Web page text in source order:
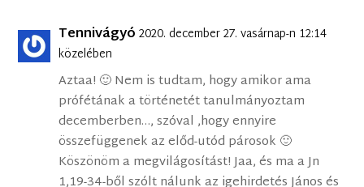
Tennivágyó 2020. december 27. vasárnap-n 12:14
közelében
Aztaa! 🙂 Nem is tudtam, hogy amikor ama
prófétának a történetét tanulmányoztam
decemberben…, szóval ,hogy ennyire
összefüggenek az előd-utód párosok 🙂
Köszönöm a megvilágosítást! Jaa, és ma a Jn